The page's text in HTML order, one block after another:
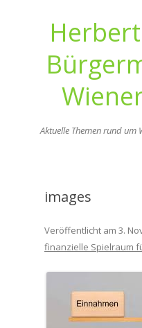
Aktuelle Themen rund
images
Veröffentlicht am 3.
finanzielle Spielraum